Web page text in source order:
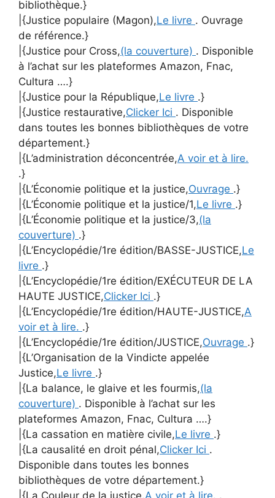
bibliothèque.}
|{Justice populaire (Magon),Le livre . Ouvrage
de référence.}
|{Justice pour Cross,(la couverture) . Disponible
à l’achat sur les plateformes Amazon, Fnac,
Cultura ….}
|{Justice pour la République,Le livre .}
|{Justice restaurative,Clicker Ici . Disponible
dans toutes les bonnes bibliothèques de votre
département.}
|{L’administration déconcentrée,A voir et à lire.
.}
|{L’Économie politique et la justice,Ouvrage .}
|{L’Économie politique et la justice/1,Le livre .}
|{L’Économie politique et la justice/3,(la
couverture) .}
|{L’Encyclopédie/1re édition/BASSE-JUSTICE,Le
livre .}
|{L’Encyclopédie/1re édition/EXÉCUTEUR DE LA
HAUTE JUSTICE,Clicker Ici .}
|{L’Encyclopédie/1re édition/HAUTE-JUSTICE,A
voir et à lire. .}
|{L’Encyclopédie/1re édition/JUSTICE,Ouvrage .}
|{L’Organisation de la Vindicte appelée
Justice,Le livre .}
|{La balance, le glaive et les fourmis,(la
couverture) . Disponible à l’achat sur les
plateformes Amazon, Fnac, Cultura ….}
|{La cassation en matière civile,Le livre .}
|{La causalité en droit pénal,Clicker Ici .
Disponible dans toutes les bonnes
bibliothèques de votre département.}
|{La Couleur de la justice,A voir et à lire. .